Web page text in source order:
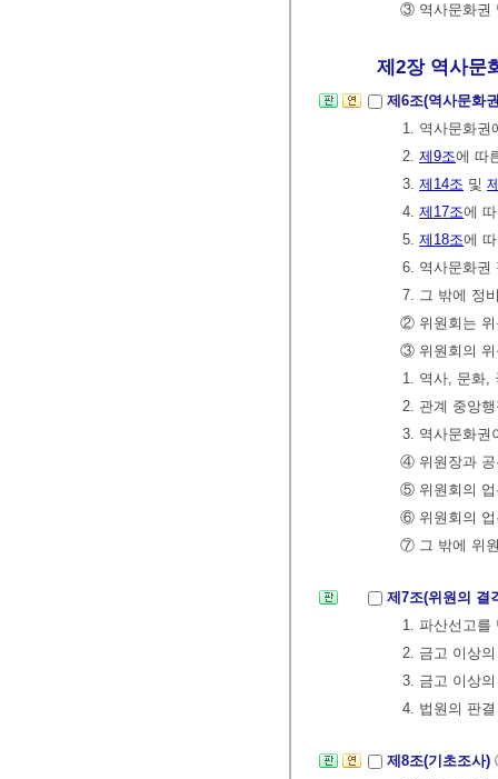
③ 역사문화권
제2장 역사문화
제6조(역사문화
1. 역사문화권
2. 제9조에 따
3. 제14조 및
4. 제17조에
5. 제18조에
6. 역사문화권
7. 그 밖에 정
② 위원회는 위
③ 위원회의 위
1. 역사, 문화,
2. 관계 중앙
3. 역사문화권
④ 위원장과 공
⑤ 위원회의 업
⑥ 위원회의 업
⑦ 그 밖에 위
제7조(위원의 결
1. 파산선고를
2. 금고 이상
3. 금고 이상
4. 법원의 판
제8조(기초조사)